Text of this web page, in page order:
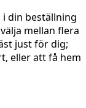
din beställning
mellan flera
just för dig;
eller att få hem